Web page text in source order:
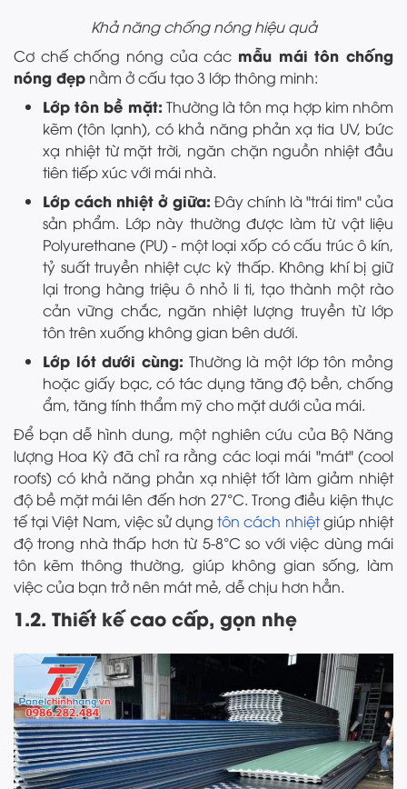
Khả năng chống nóng hiệu quả
Cơ chế chống nóng của các mẫu mái tôn chống
nóng đẹp nằm ở cấu tạo 3 lớp thông minh:
Lớp tôn bề mặt: Thường là tôn mạ hợp kim nhôm
kẽm (tôn lạnh), có khả năng phản xạ tia UV, bức
xạ nhiệt từ mặt trời, ngăn chặn nguồn nhiệt đầu
tiên tiếp xúc với mái nhà.
Lớp cách nhiệt ở giữa: Đây chính là "trái tim" của
sản phẩm. Lớp này thường được làm từ vật liệu
Polyurethane (PU) - một loại xốp có cấu trúc ô kín,
tỷ suất truyền nhiệt cực kỳ thấp. Không khí bị giữ
lại trong hàng triệu ô nhỏ li ti, tạo thành một rào
cản vững chắc, ngăn nhiệt lượng truyền từ lớp
tôn trên xuống không gian bên dưới.
Lớp lót dưới cùng: Thường là một lớp tôn mỏng
hoặc giấy bạc, có tác dụng tăng độ bền, chống
ẩm, tăng tính thẩm mỹ cho mặt dưới của mái.
Để bạn dễ hình dung, một nghiên cứu của Bộ Năng
lượng Hoa Kỳ đã chỉ ra rằng các loại mái "mát" (cool
roofs) có khả năng phản xạ nhiệt tốt làm giảm nhiệt
độ bề mặt mái lên đến hơn 27°C. Trong điều kiện thực
tế tại Việt Nam, việc sử dụngtôn cách nhiệtgiúp nhiệt
độ trong nhà thấp hơn từ 5-8°C so với việc dùng mái
tôn kẽm thông thường, giúp không gian sống, làm
việc của bạn trở nên mát mẻ, dễ chịu hơn hẳn.
1.2. Thiết kế cao cấp, gọn nhẹ